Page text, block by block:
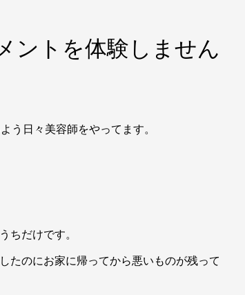
ントを体験しません
う日々美容師をやってます。
ちだけです。
たのにお家に帰ってから悪いものが残って